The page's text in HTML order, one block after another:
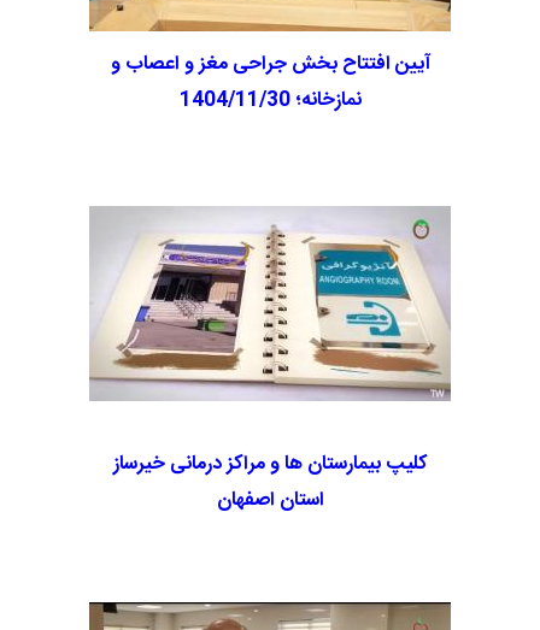
آیین افتتاح بخش جراحی مغز و اعصاب و
نمازخانه؛ 1404/11/30
کلیپ بیمارستان ها و مراکز درمانی خیرساز
استان اصفهان